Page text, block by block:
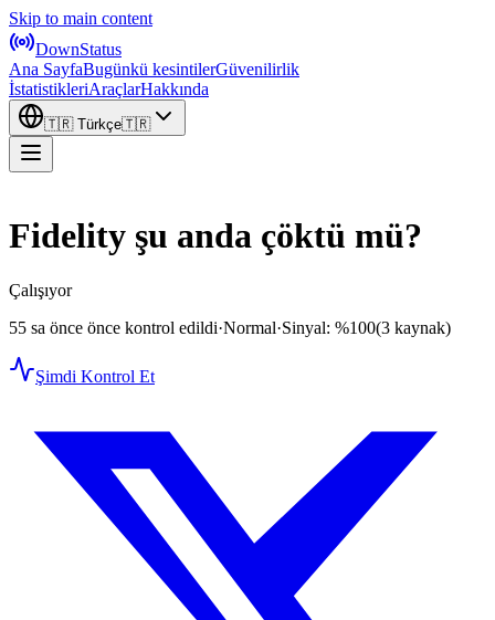
Skip to main content
DownStatus
Ana SayfaBugünkü kesintilerGüvenilirlik
İstatistikleriAraçlarHakkında
🇹🇷 Türkçe🇹🇷
Fidelity şu anda çöktü mü?
Çalışıyor
55 sa önce önce kontrol edildi·Normal·Sinyal: %100(3 kaynak)
Şimdi Kontrol Et